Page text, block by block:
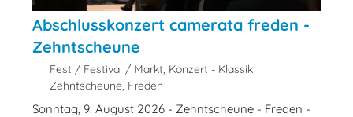
Abschlusskonzert camerata freden -
Zehntscheune
Fest / Festival / Markt, Konzert - Klassik
Zehntscheune, Freden
Sonntag, 9. August 2026 - Zehntscheune - Freden -